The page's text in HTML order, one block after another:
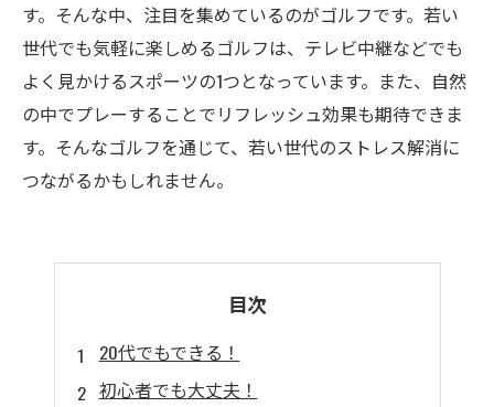
す。そんな中、注目を集めているのがゴルフです。若い
世代でも気軽に楽しめるゴルフは、テレビ中継などでも
よく見かけるスポーツの1つとなっています。また、自然
の中でプレーすることでリフレッシュ効果も期待できま
す。そんなゴルフを通じて、若い世代のストレス解消に
つながるかもしれません。
目次
20代でもできる！
初心者でも大丈夫！